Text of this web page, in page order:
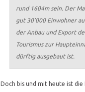
rund 1604m sein. Der
gut 30’000 Einwohner
der Anbau und Export
Tourismus zur
dürftig ausgebaut ist.
Doch bis und mit heute ist die